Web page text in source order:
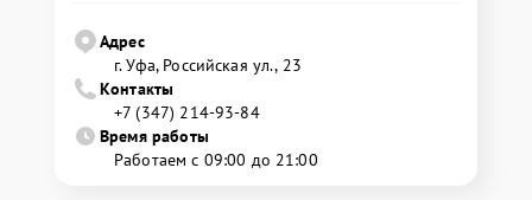
Адрес
г. Уфа, Российская ул., 23
Контакты
+7 (347) 214-93-84
Время работы
Работаем с 09:00 до 21:00